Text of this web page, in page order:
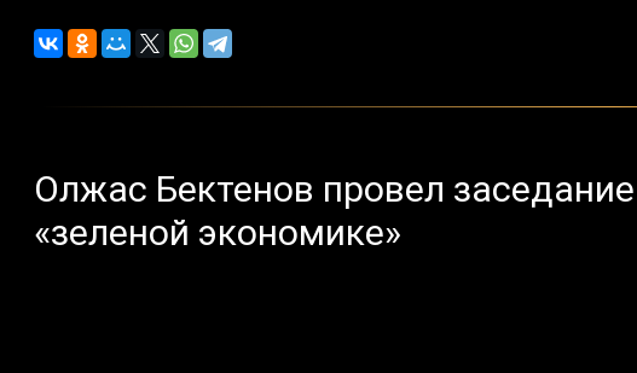
Олжас Бектенов провел
«зеленой экономике»